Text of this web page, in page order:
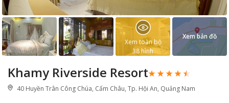
Khamy Riverside Resort
40 Huyền Trân Công Chúa, Cẩm Châu, Tp. Hội An, Quảng Nam
Xem toàn bộ
38 hình
Xem bản đồ